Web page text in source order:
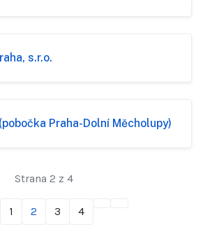
s.r.o.
Praha-Dolní Měcholupy)
Strana 2 z 4
1 2 3 4